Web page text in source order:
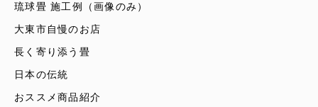
琉球畳 施工例（画像のみ）
大東市自慢のお店
長く寄り添う畳
日本の伝統
おススメ商品紹介